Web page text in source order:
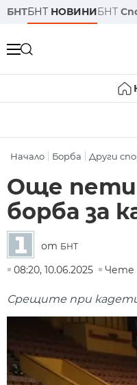
БНТБНТ НОВИНИБНТ
Начало Борба Други
Още
борба за
от БНТ
08:20, 10.06.2025
Чете
Срещите при